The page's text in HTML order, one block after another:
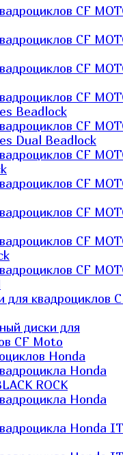
CF
CF
CF
CF
Beadlock
CF
Dual Beadlock
CF
CF
CF
CF
CF
для квадроциклов
диски для
CF Moto
Honda
Honda
ROCK
Honda
Honda